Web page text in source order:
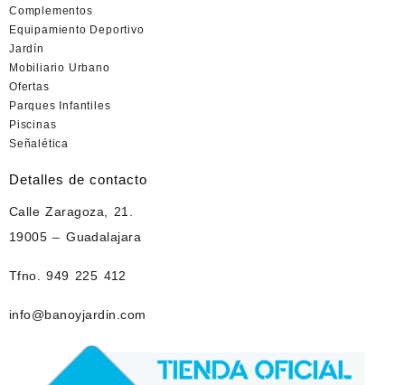
Complementos
Equipamiento Deportivo
Jardín
Mobiliario Urbano
Ofertas
Parques Infantiles
Piscinas
Señalética
Detalles de contacto
Calle Zaragoza, 21.
19005 – Guadalajara
Tfno. 949 225 412
info@banoyjardin.com